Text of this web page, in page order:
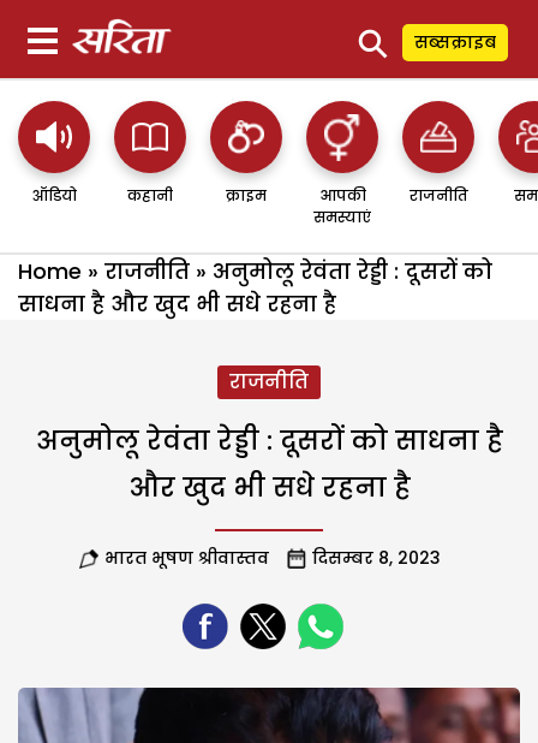
⚲ सब्सक्राइब
ऑडियो कहानी क्राइम
आपकी
समस्याएं
राजनीति
Home » राजनीति » अनुमोलू रेवंता रेड्डी : दूसरों को
साधना है और खुद भी सधे रहना है
राजनीति
अनुमोलू रेवंता रेड्डी : दूसरों को साधना है
और खुद भी सधे रहना है
भारत भूषण श्रीवास्तव दिसम्बर 8, 2023